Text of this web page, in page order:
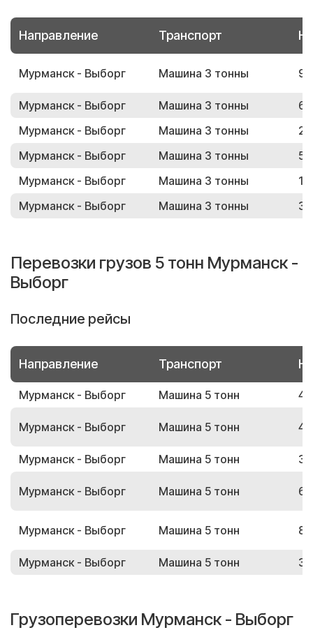
Направление Транспорт
Мурманск - Выборг Машина 3 тонны
Мурманск - Выборг Машина 3 тонны
Мурманск - Выборг
Машина 3 тонны
Мурманск - Выборг
Машина 3 тонны
Мурманск - Выборг
Машина 3 тонны
Мурманск - Выборг
Машина 3 тонны
Перевозки грузов 5 тонн Мурманск -
Выборг
Последние рейсы
Направление Транспорт
Мурманск - Выборг Машина 5 тонн
Мурманск - Выборг Машина 5 тонн
Мурманск - Выборг Машина 5 тонн
Мурманск - Выборг Машина 5 тонн
Мурманск - Выборг Машина 5 тонн
Мурманск - Выборг Машина 5 тонн
Грузоперевозки Мурманск - Выборг